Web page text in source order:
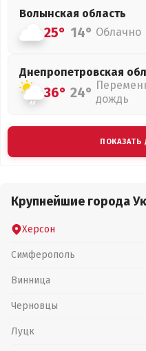
Волынская область
25° 14° Облачно
Днепропетровская
36° 24° дождь
ПОКАЗАТЬ
Крупнейшие города
Херсон
Симферополь
Винница
Черновцы
Луцк